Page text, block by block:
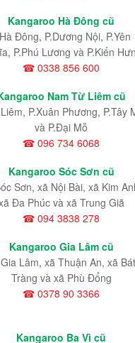
Kangaroo Hà Đông cũ
Đông, P.Dương Nội, P.Yên
P.Phú Lương và P.Kiến
☎ 0338 856 600
Nam Từ Liêm cũ
, P.Xuân Phương, P.Tây
và P.Đại Mỗ
☎ 096 734 6068
Kangaroo Sóc Sơn cũ
Sơn, xã Nội Bài, xã Kim
Đa Phúc và xã Trung Giã
☎ 094 3838 278
Kangaroo Gia Lâm cũ
Lâm, xã Thuận An, xã Bát
Tràng và xã Phù Đổng
☎ 0378 90 3366
Kangaroo Ba Vì cũ